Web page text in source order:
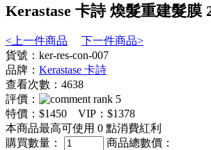
Kerastase 卡詩 煥髮重建髮膜
<上一件商品
下一件商品>
貨號：ker-res-con-007
品牌： Kerastase 卡詩
查看次數：4638
評價：
特價： $1450 VIP： $1378
本商品最高可使用 0 點消費紅利
購買數量：
商品總數價：